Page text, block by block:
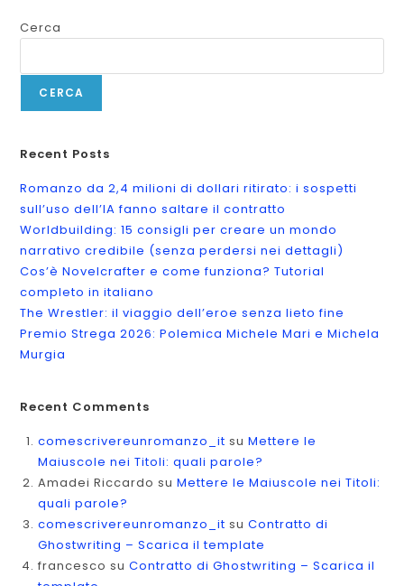
Cerca
CERCA
Recent Posts
Romanzo da 2,4 milioni di dollari ritirato: i sospetti
sull’uso dell’IA fanno saltare il contratto
Worldbuilding: 15 consigli per creare un mondo
narrativo credibile (senza perdersi nei dettagli)
Cos’è Novelcrafter e come funziona? Tutorial
completo in italiano
The Wrestler: il viaggio dell’eroe senza lieto fine
Premio Strega 2026: Polemica Michele Mari e Michela
Murgia
Recent Comments
comescrivereunromanzo_it suMettere le
Maiuscole nei Titoli: quali parole?
Amadei Riccardo suMettere le Maiuscole nei Titoli:
quali parole?
comescrivereunromanzo_it suContratto di
Ghostwriting – Scarica il template
francesco suContratto di Ghostwriting – Scarica il